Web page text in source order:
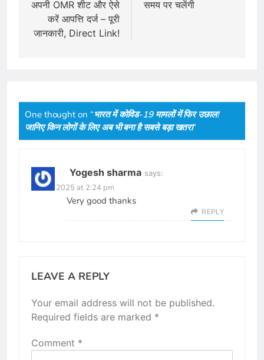
अपनी OMR शीट और ऐसे
करें आपत्ति दर्ज – पूरी
जानकारी, Direct Link!
समय पर चलेंगी
One thought on “भारत में कोविड-19 मामलों में फिर उछाल!
जानिए किन लोगों के लिए अब भी बना है सबसे बड़ा खतरा”
Yogesh sharma says:
June 4, 2025 at 2:24 pm
Very good thanks
REPLY
LEAVE A REPLY
Your email address will not be published.
Required fields are marked *
Comment *